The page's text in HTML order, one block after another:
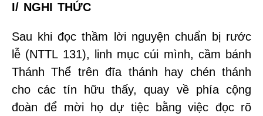
I/ NGHI THỨC
Sau khi đọc thầm lời nguyện chuẩn bị rước
lễ (NTTL 131), linh mục cúi mình, cầm bánh
Thánh Thể trên đĩa thánh hay chén thánh
cho các tín hữu thấy, quay về phía cộng
đoàn để mời họ dự tiệc bằng việc đọc rõ